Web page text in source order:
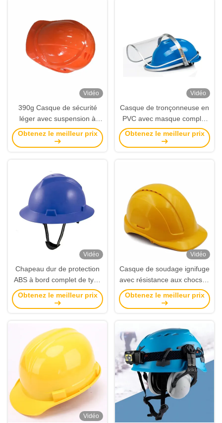
Vidéo
390g Casque de sécurité
léger avec suspension à
crochet à 6 points CE &
ANSI Z89.1 Certifié casque
Obtenez le meilleur prix
Vidéo
Casque de tronçonneuse en
PVC avec masque complet
anti-éclaboussures et
suspension à 6 points pour
Obtenez le meilleur prix
Vidéo
Chapeau dur de protection
ABS à bord complet de type
V avec un crochet de tête à
4 ou 6 points pour la sécurité
Obtenez le meilleur prix
Vidéo
Casque de soudage ignifuge
avec résistance aux chocs et
isolation électrique pour la
sécurité industrielle
Obtenez le meilleur prix
Vidéo